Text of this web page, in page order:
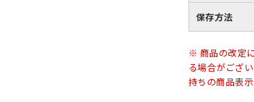
保存方法
※ 商品の改定
る場合がござ
持ちの商品表示